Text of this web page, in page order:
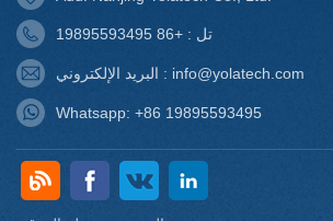
تل : +86 19895593495
البريد الإلكتروني : info@yolatech.com
Whatsapp: +86 19895593495